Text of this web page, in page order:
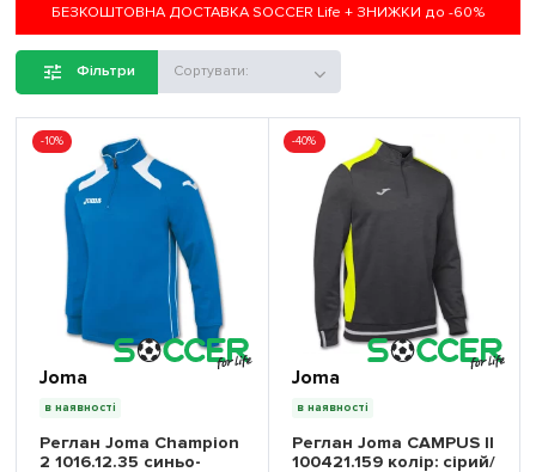
БЕЗКОШТОВНА ДОСТАВКА SOCCER Life + ЗНИЖКИ до -60%
Фільтри Сортувати:
-10%
Joma
в наявності
Реглан Joma Champion
2 1016.12.35 синьо-
-40%
Joma
в наявності
Реглан Joma CAMPUS II
100421.159 колір: сірий/